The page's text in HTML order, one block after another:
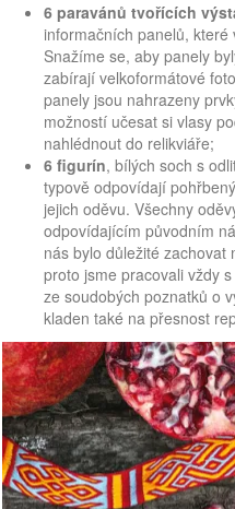
6 paravánů tvořících
informačních panelů,
Snažíme se, aby panely
zabírají velkoformátové
panely jsou nahrazeny
možností učesat si vlasy
nahlédnout do relikviáře;
6 figurín, bílých soch s
typově odpovídají
jejich oděvu. Všechny
odpovídajícím původním
nás bylo důležité
proto jsme pracovali vždy
ze soudobých poznatků o
kladen také na přesnost